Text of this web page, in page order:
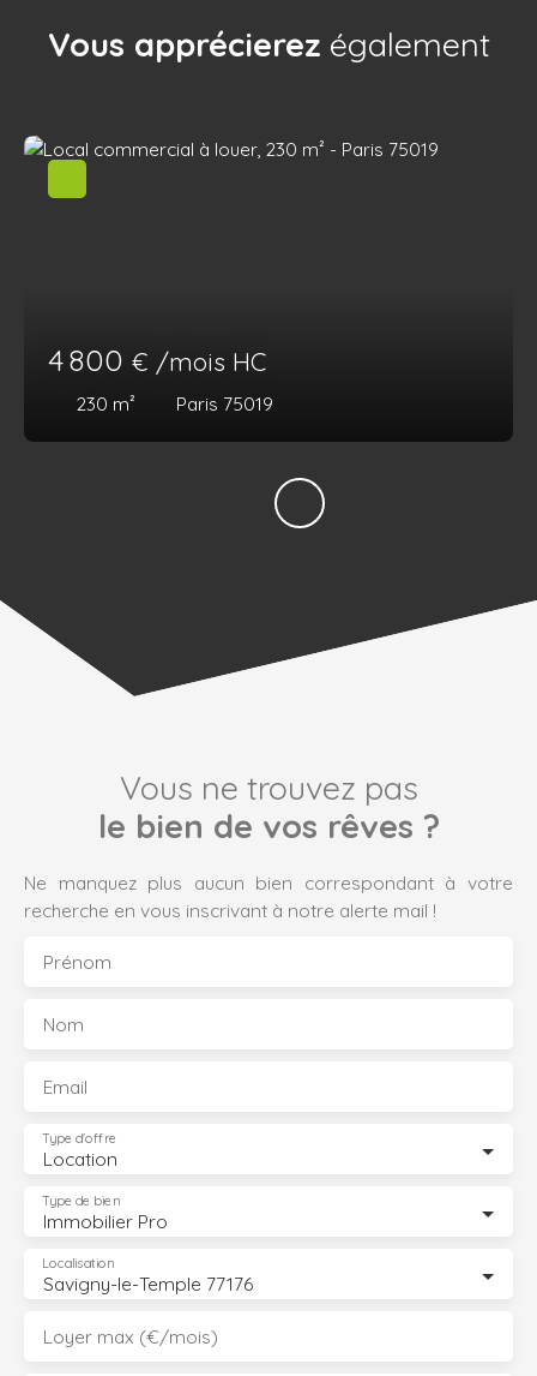
Vous apprécierez également
4 800 € /mois HC
230 m² Paris 75019
Vous ne trouvez pas
le bien de vos rêves ?
Ne manquez plus aucun bien correspondant à votre
recherche en vous inscrivant à notre alerte mail !
Prénom
Nom
Email
Location
Type d'offre
Immobilier Pro
Type de bien
Savigny-le-Temple 77176
Localisation
Loyer max (€/mois)